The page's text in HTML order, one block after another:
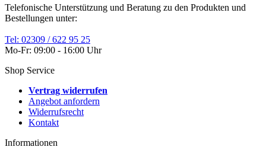
Telefonische Unterstützung und Beratung zu den Produkten und
Bestellungen unter:
Tel: 02309 / 622 95 25
Mo-Fr: 09:00 - 16:00 Uhr
Shop Service
Vertrag widerrufen
Angebot anfordern
Widerrufsrecht
Kontakt
Informationen